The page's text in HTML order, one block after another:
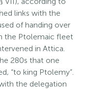
links with the
of handing over
the Ptolemaic fleet
in Attica.
280s that one
“to king Ptolemy”.
the delegation